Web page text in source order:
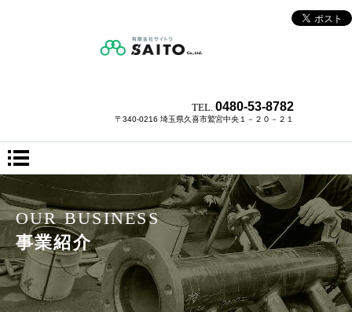
TEL. 0480-53-8782
〒340-0216 埼玉県久喜市鷲宮中央１－２０－２１
OUR BUSINESS
事業紹介